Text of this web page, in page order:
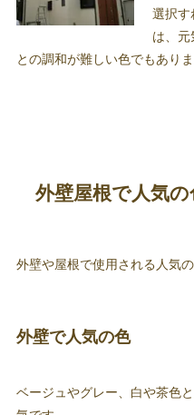
選択す
は、元
との調和が難しい色でもありま
外壁屋根で人気の
外壁や屋根で使用される人気
外壁で人気の色
ベージュやグレー、白や茶色